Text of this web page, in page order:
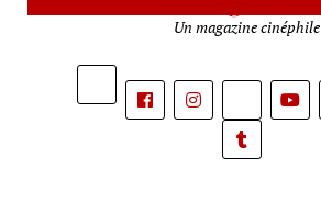
Un magazine cinéphile